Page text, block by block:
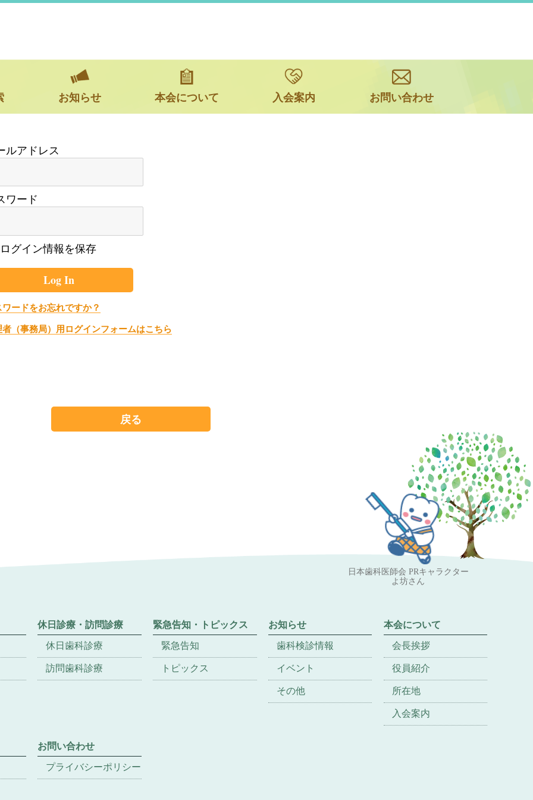
お知らせ 本会について 入会案内 お問い合わせ
ワード
ログイン情報を保存
ワードをお忘れですか？
者（事務局）用ログインフォームはこちら
戻る
日本歯科医師会 PRキャラクター
よ坊さん
休日診療・訪問診療
休日歯科診療
訪問歯科診療
緊急告知・トピックス
緊急告知
トピックス
お知らせ
歯科検診情報
イベント
その他
本会について
会長挨拶
役員紹介
所在地
入会案内
お問い合わせ
プライバシーポリシー